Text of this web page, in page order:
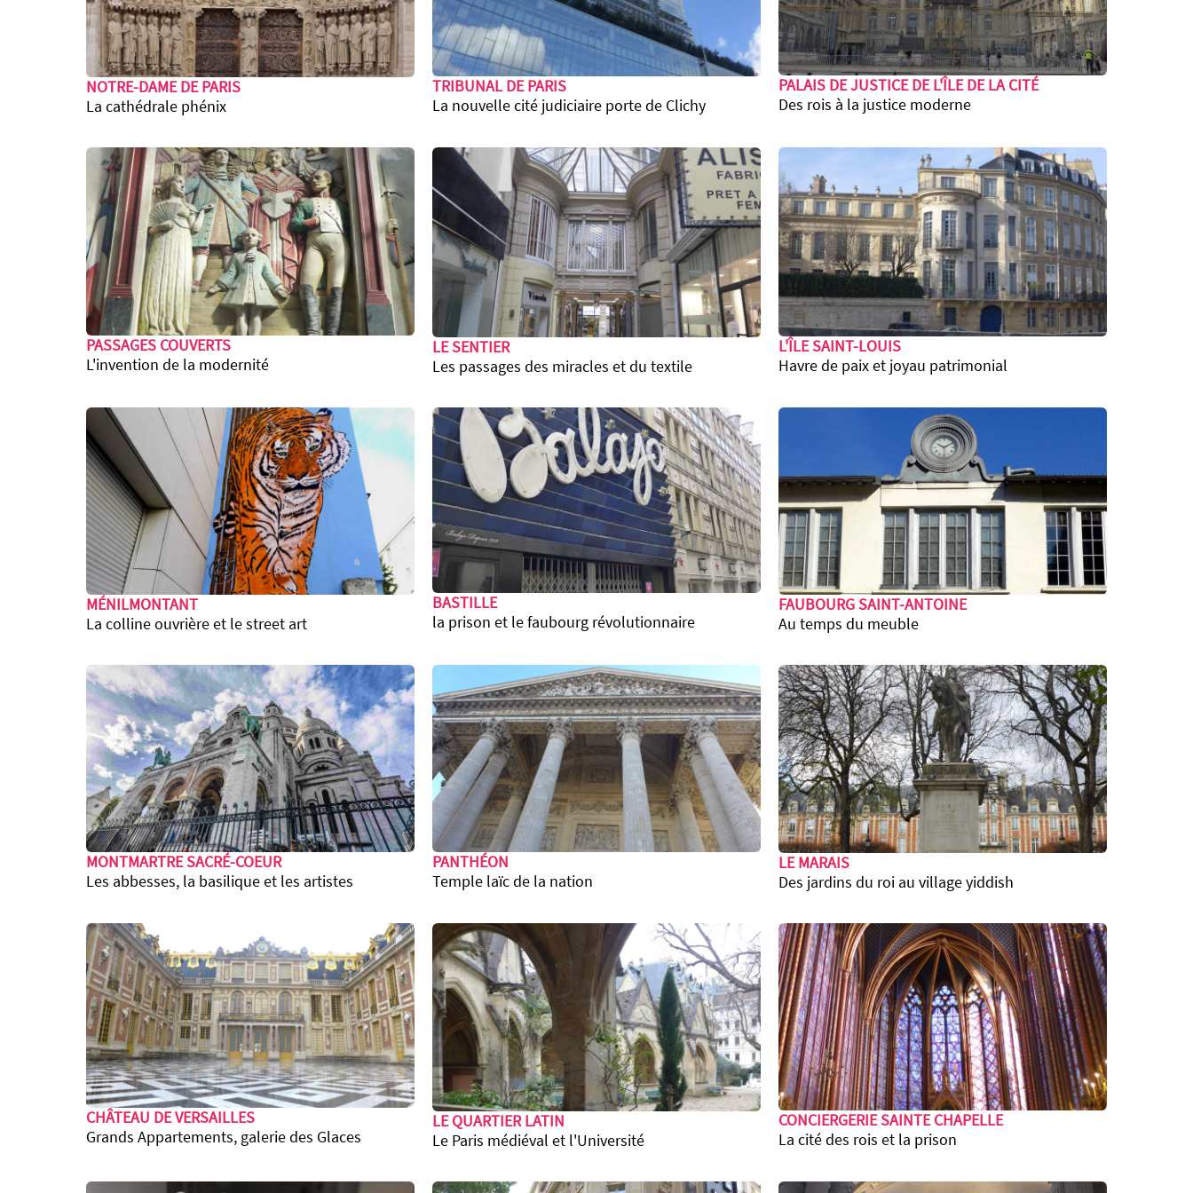
NOTRE-DAME DE PARIS
La cathédrale phénix
TRIBUNAL DE PARIS
La nouvelle cité judiciaire porte de Clichy
PALAIS DE JUSTICE DE L'ÎLE DE LA CITÉ
Des rois à la justice moderne
PASSAGES COUVERTS
L'invention de la modernité
LE SENTIER
Les passages des miracles et du textile
L'ÎLE SAINT-LOUIS
Havre de paix et joyau patrimonial
MÉNILMONTANT
La colline ouvrière et le street art
BASTILLE
la prison et le faubourg révolutionnaire
FAUBOURG SAINT-ANTOINE
Au temps du meuble
MONTMARTRE SACRÉ-COEUR
Les abbesses, la basilique et les artistes
PANTHÉON
Temple laïc de la nation
LE MARAIS
Des jardins du roi au village yiddish
CHÂTEAU DE VERSAILLES
Grands Appartements, galerie des Glaces
LE QUARTIER LATIN
Le Paris médiéval et l'Université
CONCIERGERIE SAINTE CHAPELLE
La cité des rois et la prison